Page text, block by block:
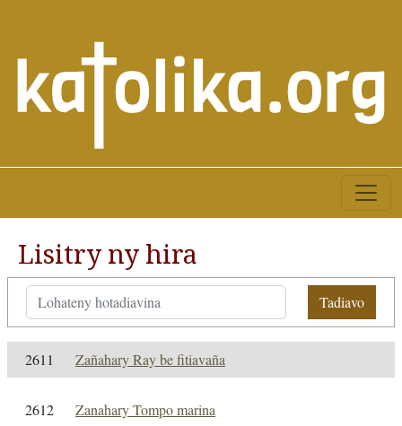
Lisitry ny hira
Tadiavo
2611 Zañahary Ray be fitiavaña
2612 Zanahary Tompo marina